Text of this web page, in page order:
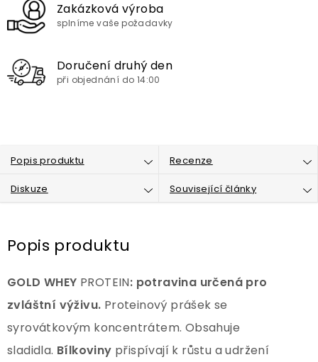
Zakázková výroba
splníme vaše požadavky
Doručení druhý den
při objednání do 14:00
Popis produktu Recenze
Diskuze Související články
Popis produktu
GOLD WHEY PROTEIN: potravina určená pro
zvláštní výživu. Proteinový prášek se
syrovátkovým koncentrátem. Obsahuje
sladidla. Bílkoviny přispívají k růstu a udržení